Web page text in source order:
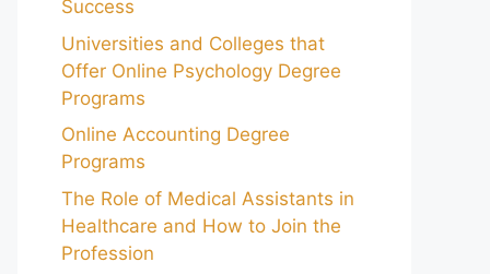
Success
Universities and Colleges that
Offer Online Psychology Degree
Programs
Online Accounting Degree
Programs
The Role of Medical Assistants in
Healthcare and How to Join the
Profession